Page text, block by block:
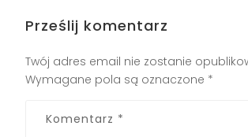
Prześlij komentarz
Twój adres email nie zostanie
Wymagane pola są oznaczone *